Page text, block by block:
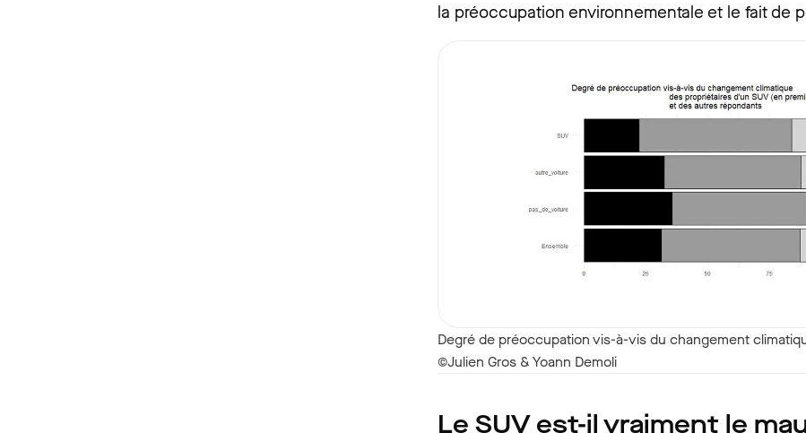
la préoccupation environnementale et le fait de
Degré de préoccupation vis-à-vis du changement
©Julien Gros & Yoann Demoli
Le SUV est-il vraiment le